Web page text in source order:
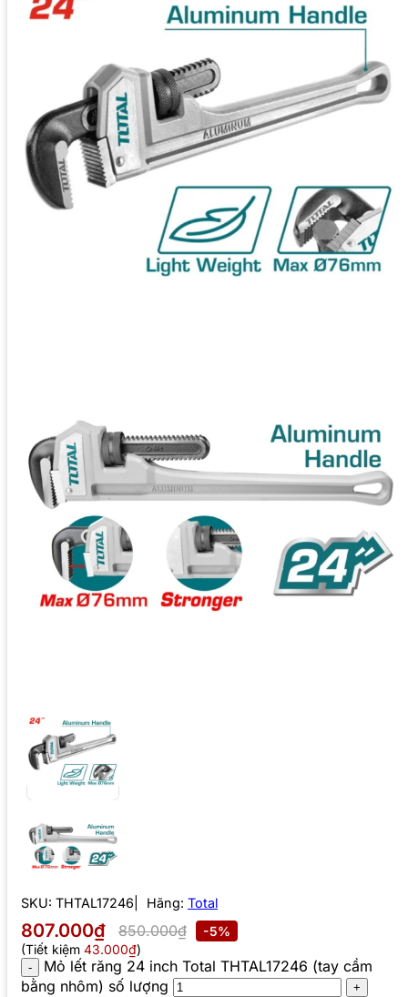
SKU: THTAL17246 Hãng: Total
807.000₫ 850.000₫
-5%
(Tiết kiệm 43.000₫)
Mỏ lết răng 24 inch Total THTAL17246 (tay cầm
bằng nhôm) số lượng